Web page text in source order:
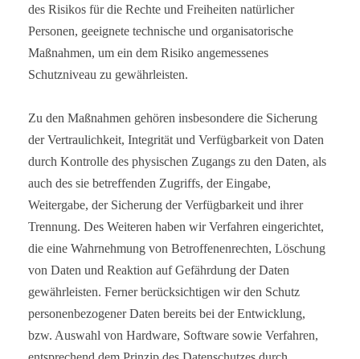
des Risikos für die Rechte und Freiheiten natürlicher
Personen, geeignete technische und organisatorische
Maßnahmen, um ein dem Risiko angemessenes
Schutzniveau zu gewährleisten.
Zu den Maßnahmen gehören insbesondere die Sicherung
der Vertraulichkeit, Integrität und Verfügbarkeit von Daten
durch Kontrolle des physischen Zugangs zu den Daten, als
auch des sie betreffenden Zugriffs, der Eingabe,
Weitergabe, der Sicherung der Verfügbarkeit und ihrer
Trennung. Des Weiteren haben wir Verfahren eingerichtet,
die eine Wahrnehmung von Betroffenenrechten, Löschung
von Daten und Reaktion auf Gefährdung der Daten
gewährleisten. Ferner berücksichtigen wir den Schutz
personenbezogener Daten bereits bei der Entwicklung,
bzw. Auswahl von Hardware, Software sowie Verfahren,